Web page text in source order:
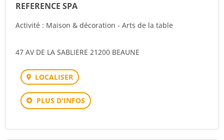
REFERENCE SPA
Activité : Maison & décoration - Arts de la table
47 AV DE LA SABLIERE 21200 BEAUNE
LOCALISER
PLUS D'INFOS